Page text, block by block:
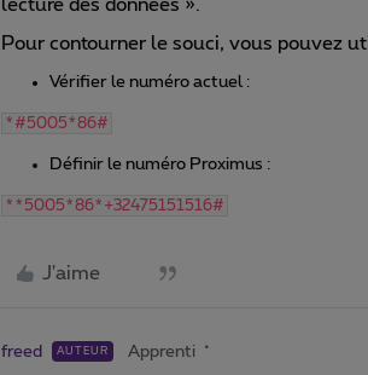
lecture des données ».
Pour contourner le souci, vous pouvez
Vérifier le numéro actuel :
*#5005*86#
Définir le numéro Proximus :
**5005*86*+32475151516#
J'aime
freed AUTEUR Apprenti